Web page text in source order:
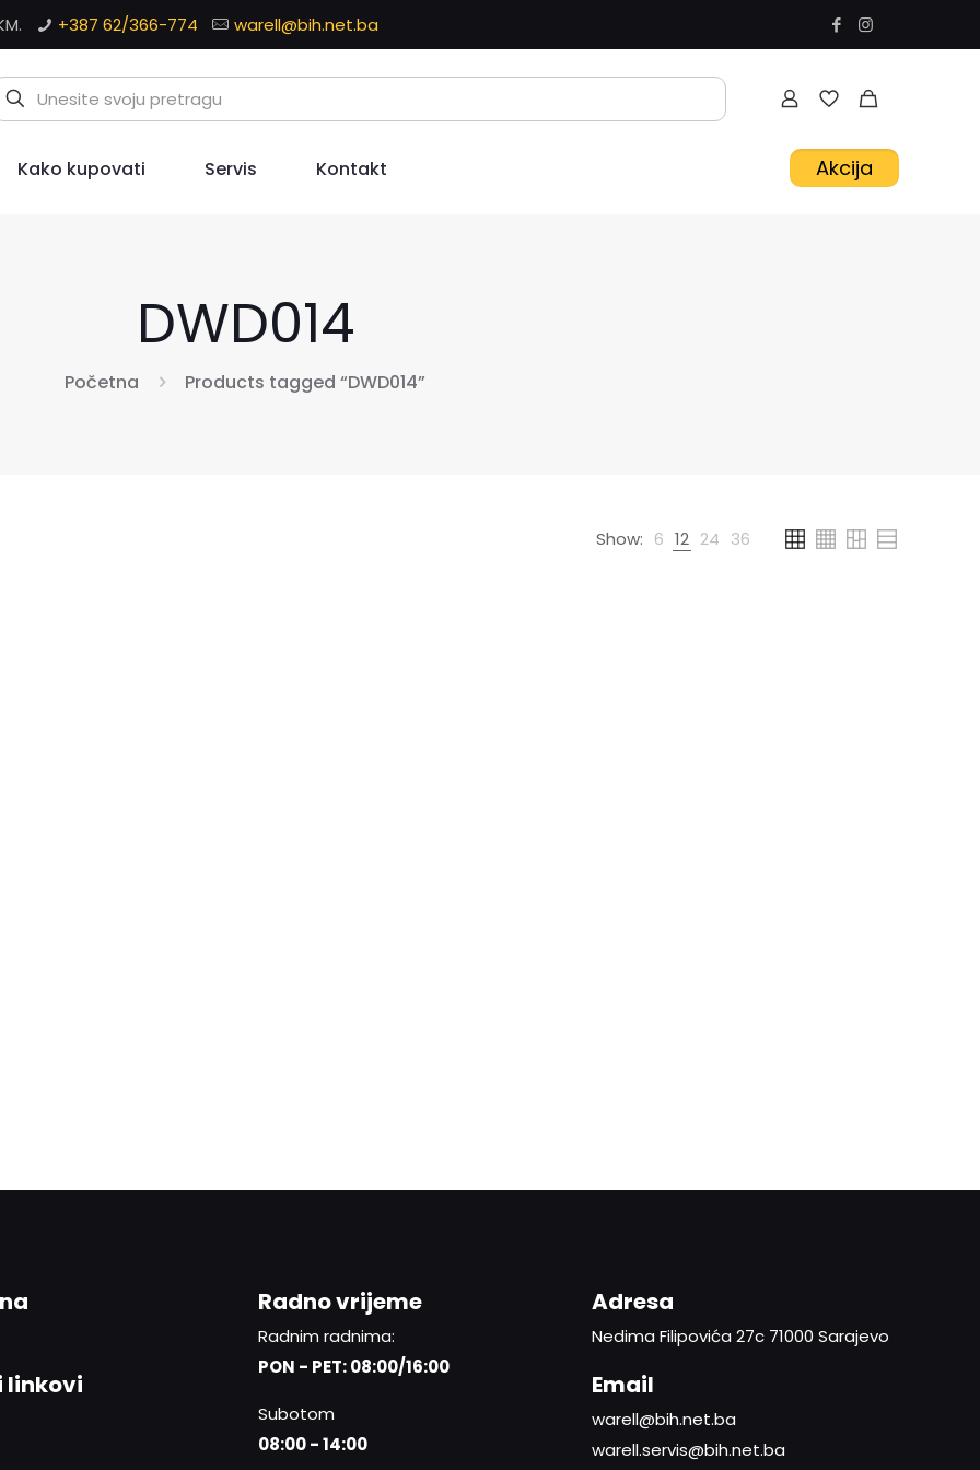
+387 62/366-774 warell@bih.net.ba
Kako kupovati Servis Kontakt Akcija
DWD014
Početna Products tagged “DWD014”
Show: 6 12 24 36
linkovi
Radno vrijeme
Radnim radnima:
PON - PET: 08:00/16:00
Subotom
08:00 - 14:00
Adresa
Nedima Filipovića 27c 71000 Sarajevo
Email
warell@bih.net.ba
warell.servis@bih.net.ba